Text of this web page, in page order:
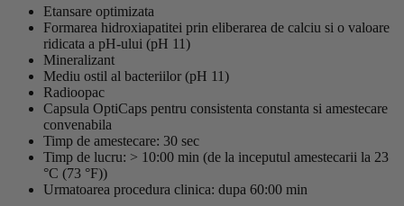
Etansare optimizata
Formarea hidroxiapatitei prin eliberarea de calciu si o valoare
ridicata a pH-ului (pH 11)
Mineralizant
Mediu ostil al bacteriilor (pH 11)
Radioopac
Capsula OptiCaps pentru consistenta constanta si amestecare
convenabila
Timp de amestecare: 30 sec
Timp de lucru: > 10:00 min (de la inceputul amestecarii la 23
°C (73 °F))
Urmatoarea procedura clinica: dupa 60:00 min